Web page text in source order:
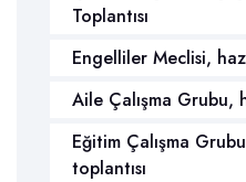
Toplantısı
Engelliler Meclisi,
Aile Çalışma Grubu,
Eğitim Çalışma
toplantısı